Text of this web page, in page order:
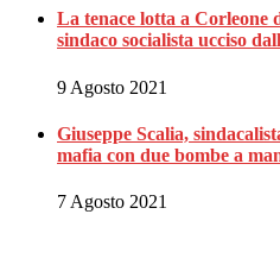
La tenace lotta a
sindaco socialista ucciso
9 Agosto 2021
Giuseppe Scalia,
mafia con due bombe a
7 Agosto 2021